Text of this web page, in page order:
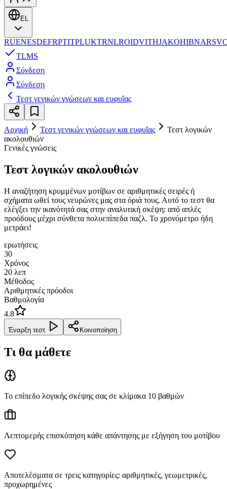
EL
RUENESDEFRPTITPLUKTRNLROIDVITHJAKOHIBNARSV
TLMS
Σύνδεση
Σύνδεση
Τεστ γενικών γνώσεων και ευφυΐας
Αρχική Τεστ γενικών γνώσεων και ευφυΐας
Τεστ λογικών
ακολουθιών
Γενικές γνώσεις
Τεστ λογικών ακολουθιών
Η αναζήτηση κρυμμένων μοτίβων σε αριθμητικές σειρές ή
σχήματα ωθεί τους νευρώνες μας στα όριά τους. Αυτό το τεστ θα
ελέγξει την ικανότητά σας στην αναλυτική σκέψη: από απλές
προόδους μέχρι σύνθετα πολυεπίπεδα παζλ. Το χρονόμετρο ήδη
μετράει!
ερωτήσεις
30
Χρόνος
20 λεπ
Μέθοδος
Αριθμητικές πρόοδοι
Βαθμολογία
4.8
Έναρξη τεστ Κοινοποίηση
Τι θα μάθετε
Το επίπεδο λογικής σκέψης σας σε κλίμακα 10 βαθμών
Λεπτομερής επισκόπηση κάθε απάντησης με εξήγηση του μοτίβου
Αποτελέσματα σε τρεις κατηγορίες: αριθμητικές, γεωμετρικές,
προχωρημένες